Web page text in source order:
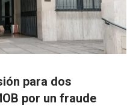
para dos
por un fraude